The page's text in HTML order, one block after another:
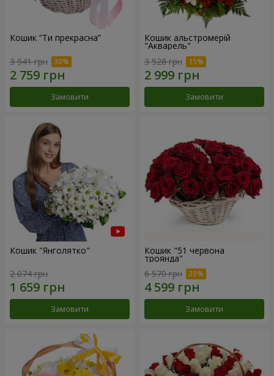
Кошик “Ти прекрасна”
3 941 грн
Замовити
Кошик альстромерій
"Акварель"
3 528 грн
Замовити
Кошик "Янголятко"
2 074 грн
Замовити
Кошик "51 червона
троянда"
6 570 грн
Замовити